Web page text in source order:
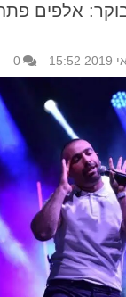
אלפים
0